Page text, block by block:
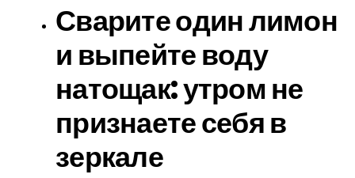
Сварите один лимон
и выпейте воду
натощак: утром не
признаете себя в
зеркале